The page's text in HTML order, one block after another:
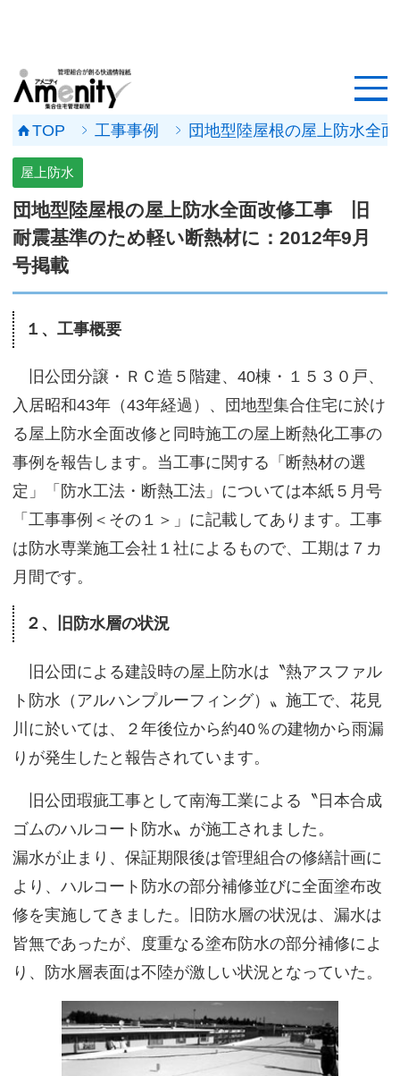
記事一覧
工事事例
メンテナンス会社
マンションメンテの無料相談
会社概要
サイトマップ
TOP 工事事例 団地型陸屋根の屋上防水全
屋上防水
団地型陸屋根の屋上防水全面改修工事 旧
耐震基準のため軽い断熱材に：2012年9月
号掲載
１、工事概要
旧公団分譲・ＲＣ造５階建、40棟・１５３０戸、
入居昭和43年（43年経過）、団地型集合住宅に於け
る屋上防水全面改修と同時施工の屋上断熱化工事の
事例を報告します。当工事に関する「断熱材の選
定」「防水工法・断熱工法」については本紙５月号
「工事事例＜その１＞」に記載してあります。工事
は防水専業施工会社１社によるもので、工期は７カ
月間です。
２、旧防水層の状況
旧公団による建設時の屋上防水は〝熱アスファル
ト防水（アルハンプルーフィング）〟施工で、花見
川に於いては、２年後位から約40％の建物から雨漏
りが発生したと報告されています。
旧公団瑕疵工事として南海工業による〝日本合成
ゴムのハルコート防水〟が施工されました。
漏水が止まり、保証期限後は管理組合の修繕計画に
より、ハルコート防水の部分補修並びに全面塗布改
修を実施してきました。旧防水層の状況は、漏水は
皆無であったが、度重なる塗布防水の部分補修によ
り、防水層表面は不陸が激しい状況となっていた。